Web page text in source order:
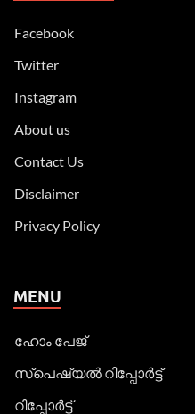
Facebook
Twitter
Instagram
About us
Contact Us
Disclaimer
Privacy Policy
MENU
ഹോം പേജ്
സ്പെഷ്യൽ റിപ്പോര്‍ട്ട്
റിപ്പോര്‍ട്ട്